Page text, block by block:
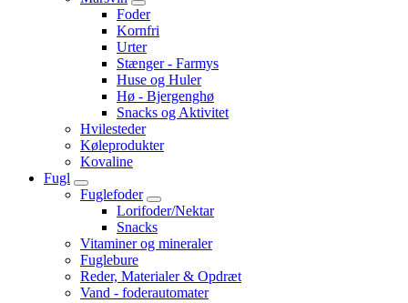
Foder
Kornfri
Urter
Stænger - Farmys
Huse og Huler
Hø - Bjergenghø
Snacks og Aktivitet
Hvilesteder
Køleprodukter
Kovaline
Fugl
Fuglefoder
Lorifoder/Nektar
Snacks
Vitaminer og mineraler
Fuglebure
Reder, Materialer & Opdræt
Vand - foderautomater